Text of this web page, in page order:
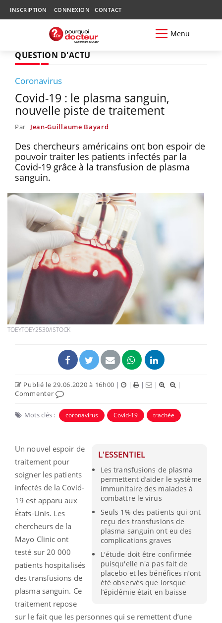
INSCRIPTION CONNEXION CONTACT
Menu
QUESTION D'ACTU
Coronavirus
Covid-19 : le plasma sanguin,
nouvelle piste de traitement
Par Jean-Guillaume Bayard
Des chercheurs américains ont bon espoir de
pouvoir traiter les patients infectés par la
Covid-19 grâce à la transfusion de plasma
sanguin.
TOEYTOEY2530/ISTOCK
Publié le 29.06.2020 à 16h00 | | | |
|
Commenter
Mots clés : coronavirus Covid-19 trachée
L'ESSENTIEL
Les transfusions de plasma
permettent d’aider le système
immunitaire des malades à
combattre le virus
Seuls 1% des patients qui ont
reçu des transfusions de
plasma sanguin ont eu des
complications graves
L'étude doit être confirmée
puisqu'elle n'a pas fait de
placebo et les bénéfices n’ont
été observés que lorsque
l’épidémie était en baisse
Un nouvel espoir de
traitement pour
soigner les patients
infectés de la Covid-
19 est apparu aux
États-Unis. Les
chercheurs de la
Mayo Clinic ont
testé sur 20 000
patients hospitalisés
des transfusions de
plasma sanguin. Ce
traitement repose
sur le fait que les personnes qui se remettent d’une